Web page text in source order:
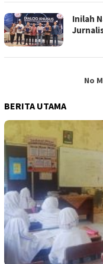
Inilah
No
BERITA UTAMA